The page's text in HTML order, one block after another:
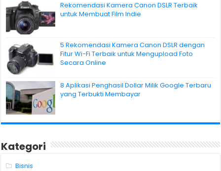
Rekomendasi Kamera Canon DSLR Terbaik
untuk Membuat Film Indie
5 Rekomendasi Kamera Canon DSLR dengan
Fitur Wi-Fi Terbaik untuk Mengupload Foto
Secara Online
8 Aplikasi Penghasil Dollar Milik Google Terbaru
yang Terbukti Membayar
Kategori
Bisnis